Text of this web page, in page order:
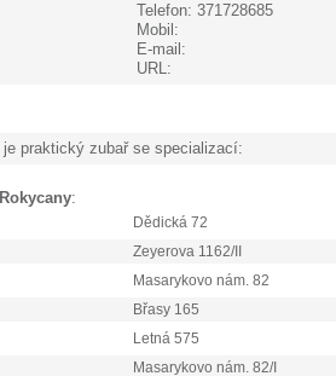
Telefon:
Mobil:
E-mail:
URL:
371728685
je praktický zubař se specializací:
Rokycany:
Dědická 72
Zeyerova 1162/II
Masarykovo nám. 82
Břasy 165
Letná 575
Masarykovo nám. 82/I